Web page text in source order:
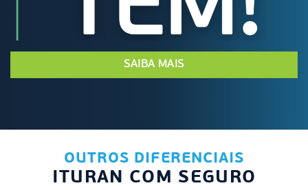
SAIBA MAIS
OUTROS DIFERENCIAIS
ITURAN COM SEGURO